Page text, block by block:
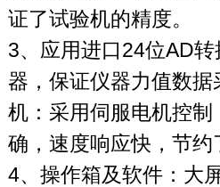
证了试验机的精度。
3、应用进口24位AD
器，保证仪器力值数
机：采用伺服电机控
确，速度响应快，节
4、操作箱及软件：大